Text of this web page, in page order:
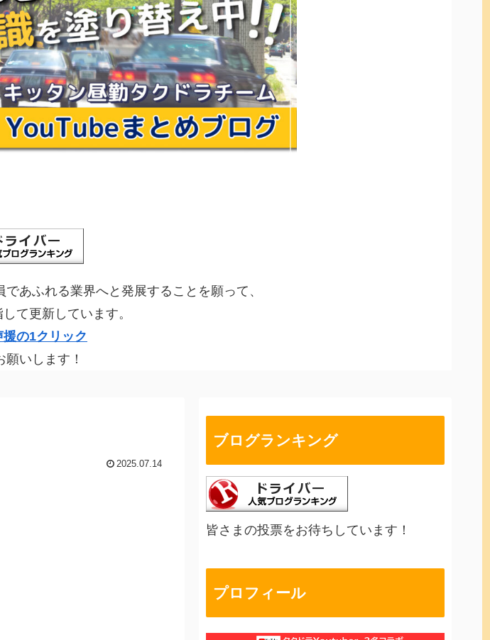
あふれる業界へと発展することを願って、
して更新しています。
の1クリック
願いします！
2025.07.14
ブログランキング
皆さまの投票をお待ちしています！
プロフィール